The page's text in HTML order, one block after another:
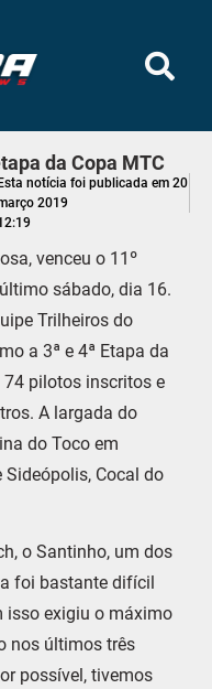
da Copa MTC
Esta notícia foi publicada em 20
2019
venceu o 11º
sábado, dia 16.
Trilheiros do
a 3ª e 4ª Etapa da
74 pilotos inscritos e
A largada do
do Toco em
Cocal do
o Santinho, um dos
foi bastante difícil
isso exigiu o máximo
nos últimos três
possível, tivemos